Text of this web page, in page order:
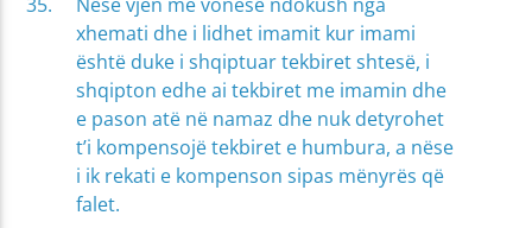
Nëse vjen me vonesë ndokush nga
xhemati dhe i lidhet imamit kur imami
është duke i shqiptuar tekbiret shtesë, i
shqipton edhe ai tekbiret me imamin dhe
e pason atë në namaz dhe nuk detyrohet
t’i kompensojë tekbiret e humbura, a nëse
i ik rekati e kompenson sipas mënyrës që
falet.